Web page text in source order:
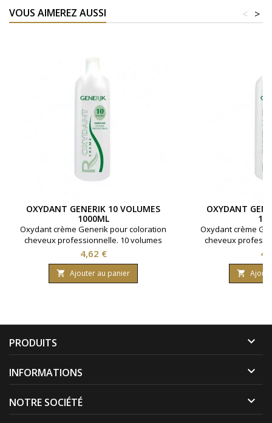
VOUS AIMEREZ AUSSI >
<
OXYDANT GENERIK 10 VOLUMES
1000ML
Oxydant crème Generik pour coloration
cheveux professionnelle. 10 volumes
contenant 3% d'eau oxygénée. Formule
avec une enrichissement en huile
protectrice reine des près ( limnanthes
alba ).Bouteille contenant 1000 ml.
Prix
4,62 €
 Ajouter au panier
OXYDANT
Oxydant crème
cheveux
contenant 6%
avec une
protectrice reine
alba ).Bouteille

PRODUITS 
INFORMATIONS 
NOTRE SOCIÉTÉ 